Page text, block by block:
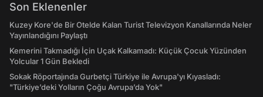
Son Eklenenler
Kuzey Kore'de Bir Otelde Kalan Turist Televizyon Kanallarında Neler
Yayınlandığını Paylaştı
Kemerini Takmadığı İçin Uçak Kalkamadı: Küçük Çocuk Yüzünden
Yolcular 1 Gün Bekledi
Sokak Röportajında Gurbetçi Türkiye ile Avrupa'yı Kıyasladı:
"Türkiye’deki Yolların Çoğu Avrupa’da Yok"